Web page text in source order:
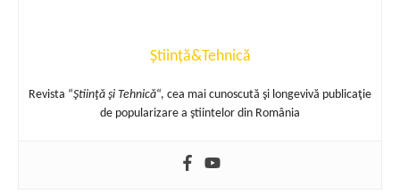
Știință&Tehnică
Revista “Ştiinţă şi Tehnică“, cea mai cunoscută şi longevivă publicaţie
de popularizare a ştiintelor din România